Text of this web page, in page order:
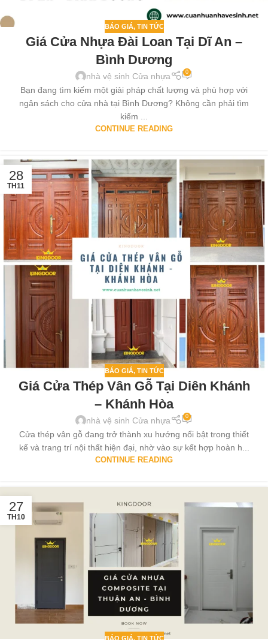
BÁO GIÁ, TIN TỨC
Giá Cửa Nhựa Đài Loan Tại Dĩ An –
Bình Dương
nhà vệ sinh Cửa nhựa 0
Bạn đang tìm kiếm một giải pháp chất lượng và phù hợp với
ngân sách cho cửa nhà tại Bình Dương? Không cần phải tìm
kiếm ...
CONTINUE READING
28
TH11
BÁO GIÁ, TIN TỨC
Giá Cửa Thép Vân Gỗ Tại Diên Khánh
– Khánh Hòa
nhà vệ sinh Cửa nhựa 0
Cửa thép vân gỗ đang trở thành xu hướng nổi bật trong thiết
kế và trang trí nội thất hiện đại, nhờ vào sự kết hợp hoàn h...
CONTINUE READING
27
TH10
BÁO GIÁ, TIN TỨC